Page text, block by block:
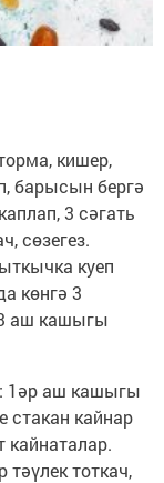
кишер,
барысын бергә
3 сәгать
сөзегез.
куеп
көнгә 3
аш кашыгы
1әр аш кашыгы
стакан кайнар
кайнаталар.
тоткач,